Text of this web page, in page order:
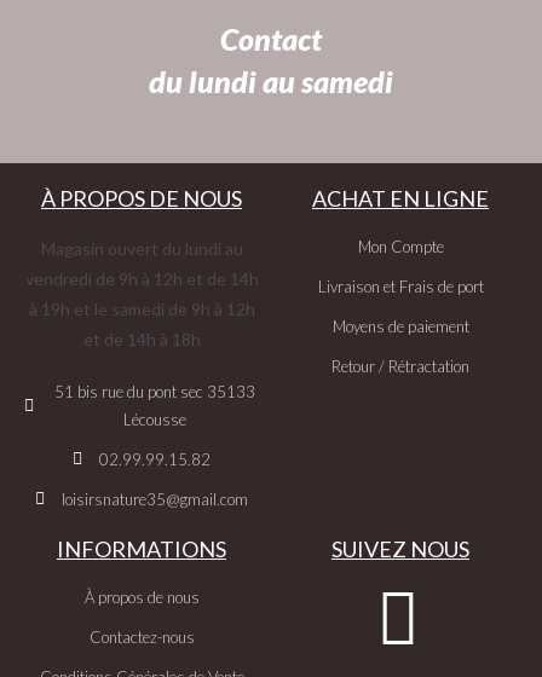
Contact
du lundi au samedi
À PROPOS DE NOUS
Magasin ouvert du lundi au
vendredi de 9h à 12h et de 14h
à 19h et le samedi de 9h à 12h
et de 14h à 18h
51 bis rue du pont sec 35133
Lécousse
02.99.99.15.82
loisirsnature35@gmail.com
ACHAT EN LIGNE
Mon Compte
Livraison et Frais de port
Moyens de paiement
Retour / Rétractation
INFORMATIONS
À propos de nous
Contactez-nous
SUIVEZ NOUS